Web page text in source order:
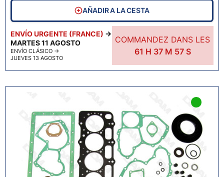
ENVÍO URGENTE (FRANCE) →
MARTES 11 AGOSTO
ENVÍO CLÁSICO →
JUEVES 13 AGOSTO
COMMANDEZ DANS LES
61 H 37M 55 S
AÑADIR A LA CESTA